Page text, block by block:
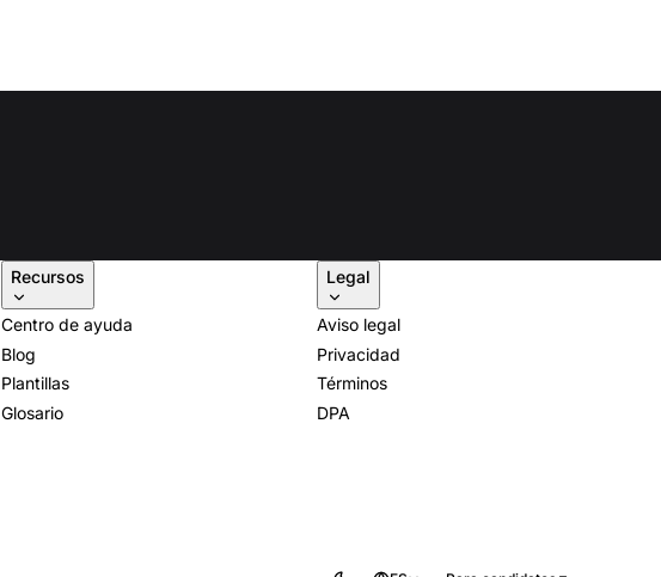
Recursos
Centro de ayuda
Blog
Plantillas
Glosario
Legal
Aviso legal
Privacidad
Términos
DPA